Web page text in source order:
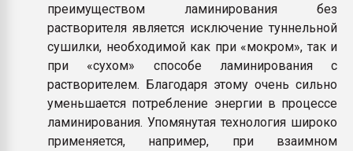
преимуществом ламинирования без
растворителя является исключение туннельной
сушилки, необходимой как при «мокром», так и
при «сухом» способе ламинирования с
растворителем. Благодаря этому очень сильно
уменьшается потребление энергии в процессе
ламинирования. Упомянутая технология широко
применяется, например, при взаимном